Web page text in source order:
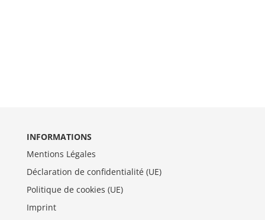
INFORMATIONS
Mentions Légales
Déclaration de confidentialité (UE)
Politique de cookies (UE)
Imprint